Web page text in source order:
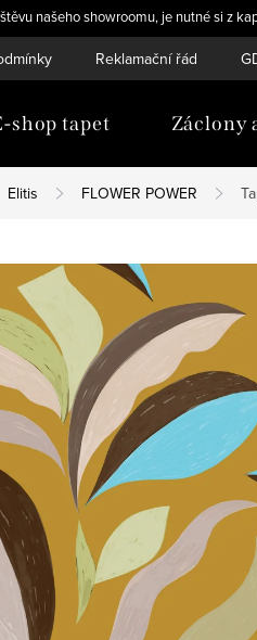
našeho showroomu, je nutné si z
Reklamační řád
shop tapet Záclony
Elitis FLOWER POWER